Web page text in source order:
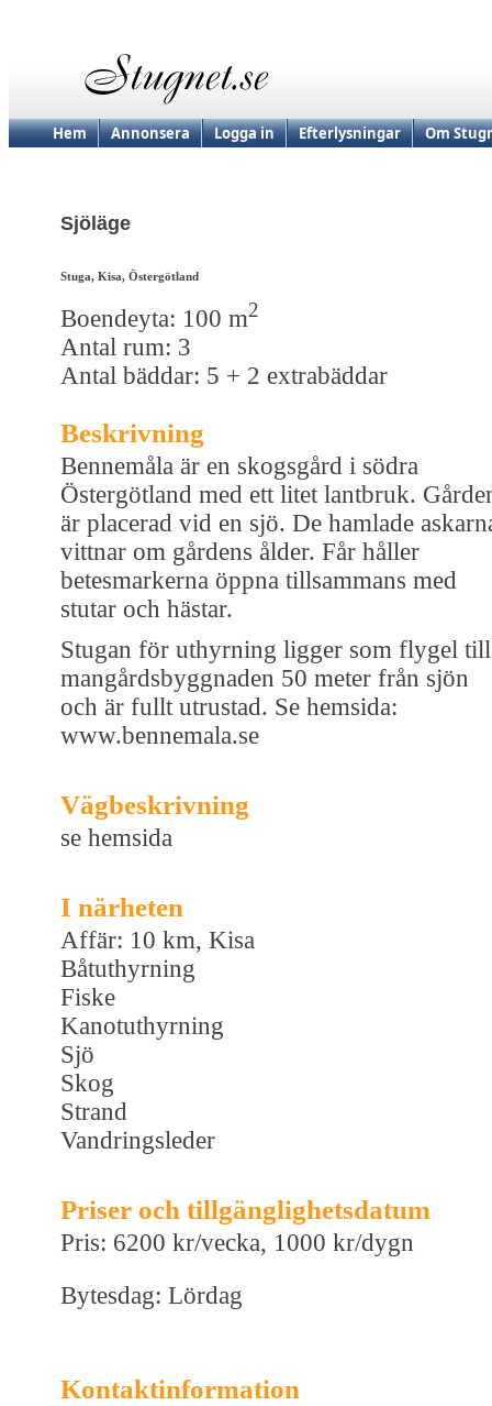
Hem Annonsera Logga in Efterlysningar Om
Sjöläge
Stuga, Kisa, Östergötland
Boendeyta: 100 m2
Antal rum: 3
Antal bäddar: 5 + 2 extrabäddar
Beskrivning
Bennemåla är en skogsgård i södra
Östergötland med ett litet lantbruk.
är placerad vid en sjö. De hamlade
vittnar om gårdens ålder. Får håller
betesmarkerna öppna tillsammans med
stutar och hästar.
Stugan för uthyrning ligger som flygel till
mangårdsbyggnaden 50 meter från sjön
och är fullt utrustad. Se hemsida:
www.bennemala.se
Vägbeskrivning
se hemsida
I närheten
Affär: 10 km, Kisa
Båtuthyrning
Fiske
Kanotuthyrning
Sjö
Skog
Strand
Vandringsleder
Priser och tillgänglighetsdatum
Pris: 6200 kr/vecka, 1000 kr/dygn
Bytesdag: Lördag
Kontaktinformation